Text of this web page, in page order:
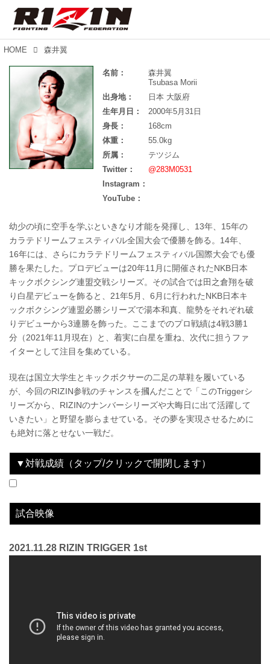
HOME 森井翼
名前：
森井翼
Tsubasa Morii
出身地：
日本 大阪府
生年月日：
2000年5月31日
身長：
168cm
体重：
55.0kg
所属：
テツジム
Twitter：
@283M0531
Instagram：
YouTube：
幼少の頃に空手を学ぶといきなり才能を発揮し、13年、15年の
カラテドリームフェスティバル全国大会で優勝を飾る。14年、
16年には、さらにカラテドリームフェスティバル国際大会でも優
勝を果たした。プロデビューは20年11月に開催されたNKB日本
キックボクシング連盟交戦シリーズ。その試合では田之倉翔を破
り白星デビューを飾ると、21年5月、6月に行われたNKB日本キ
ックボクシング連盟必勝シリーズで湯本和真、龍勢をそれぞれ破
りデビューから3連勝を飾った。ここまでのプロ戦績は4戦3勝1
分（2021年11月現在）と、着実に白星を重ね、次代に担うファ
イターとして注目を集めている。
現在は国立大学生とキックボクサーの二足の草鞋を履いている
が、今回のRIZIN参戦のチャンスを摑んだことで「このTriggerシ
リーズから、RIZINのナンバーシリーズや大晦日に出て活躍して
いきたい」と野望を膨らませている。その夢を実現させるために
も絶対に落とせない一戦だ。
▼対戦成績（タップ/クリックで開閉します）
試合映像
2021.11.28 RIZIN TRIGGER 1st